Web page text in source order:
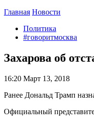
Главная Новости
Политика
#говоритмосква
Захарова об
16:20 Март 13, 2018
Ранее Дональд Трамп
Официальный